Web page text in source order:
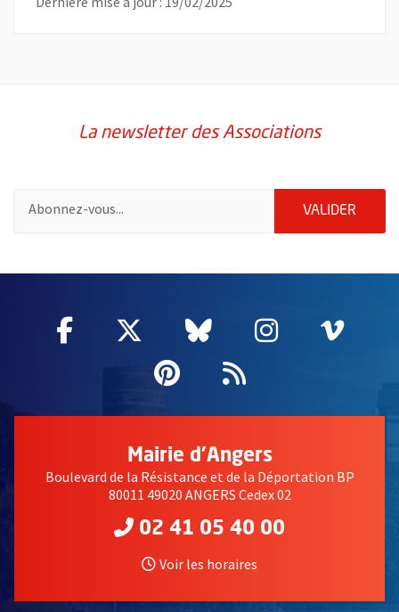
La newsletter des Associations
VALIDER
Facebook
, Ouvre une nouvelle fenêtre
Twitter
, Ouvre une nouvelle
Bluesky
, Ouvre une
Instagram
, Ouvre
,
Pinterest
, Ouvre une
Flux RSS
Mairie d'Angers
Boulevard de la Résistance et de la Déportation BP
80011 49020 ANGERS Cedex 02
02 41 05 40 00
Voir les horaires